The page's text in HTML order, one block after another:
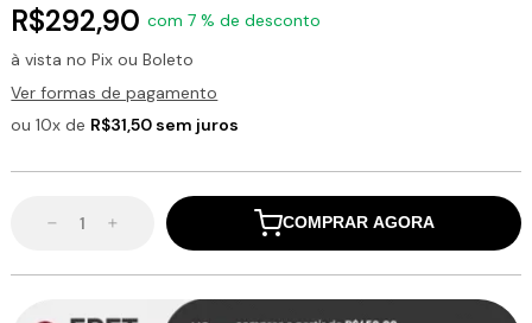
R$292,90 com 7 % de desconto
à vista no Pix ou Boleto
Ver formas de pagamento
ou 10x de R$31,50 sem juros
COMPRAR AGORA